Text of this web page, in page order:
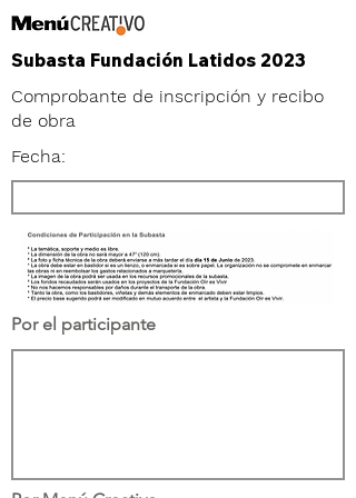
Subasta Fundación Latidos 2023
Comprobante de inscripción y recibo
de obra
Fecha:
Por el participante